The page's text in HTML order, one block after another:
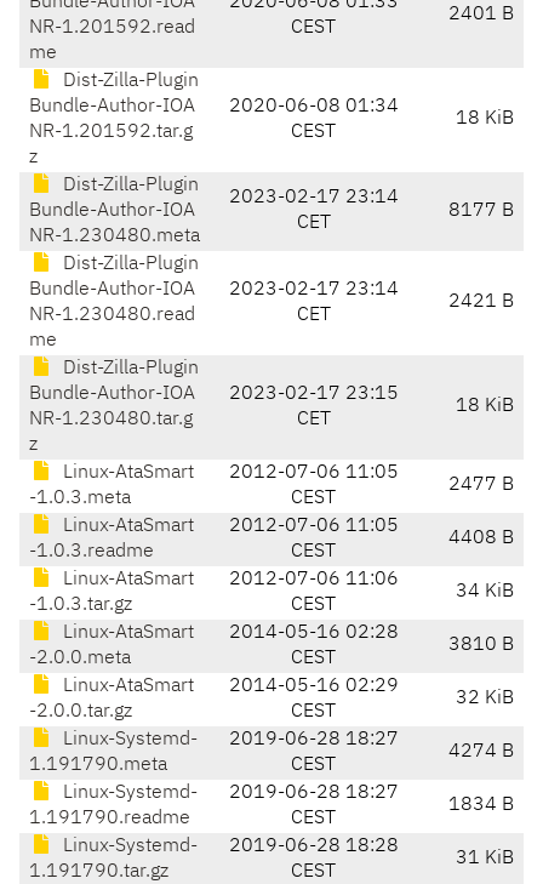
NR-1.201592.read
me
CEST
2401 B
Dist-Zilla-Plugin
Bundle-Author-IOA
NR-1.201592.tar.g
z
2020-06-08 01:34
CEST
18 KiB
Dist-Zilla-Plugin
Bundle-Author-IOA
NR-1.230480.meta
2023-02-17 23:14
CET
8177 B
Dist-Zilla-Plugin
Bundle-Author-IOA
NR-1.230480.read
me
2023-02-17 23:14
CET
2421 B
Dist-Zilla-Plugin
Bundle-Author-IOA
NR-1.230480.tar.g
z
2023-02-17 23:15
CET
18 KiB
Linux-AtaSmart
-1.0.3.meta
2012-07-06 11:05
CEST
2477 B
Linux-AtaSmart
-1.0.3.readme
2012-07-06 11:05
CEST
4408 B
Linux-AtaSmart
-1.0.3.tar.gz
2012-07-06 11:06
CEST
34 KiB
Linux-AtaSmart
-2.0.0.meta
2014-05-16 02:28
CEST
3810 B
Linux-AtaSmart
-2.0.0.tar.gz
2014-05-16 02:29
CEST
32 KiB
Linux-Systemd-
1.191790.meta
2019-06-28 18:27
CEST
4274 B
Linux-Systemd-
1.191790.readme
2019-06-28 18:27
CEST
1834 B
Linux-Systemd-
1.191790.tar.gz
2019-06-28 18:28
CEST
31 KiB